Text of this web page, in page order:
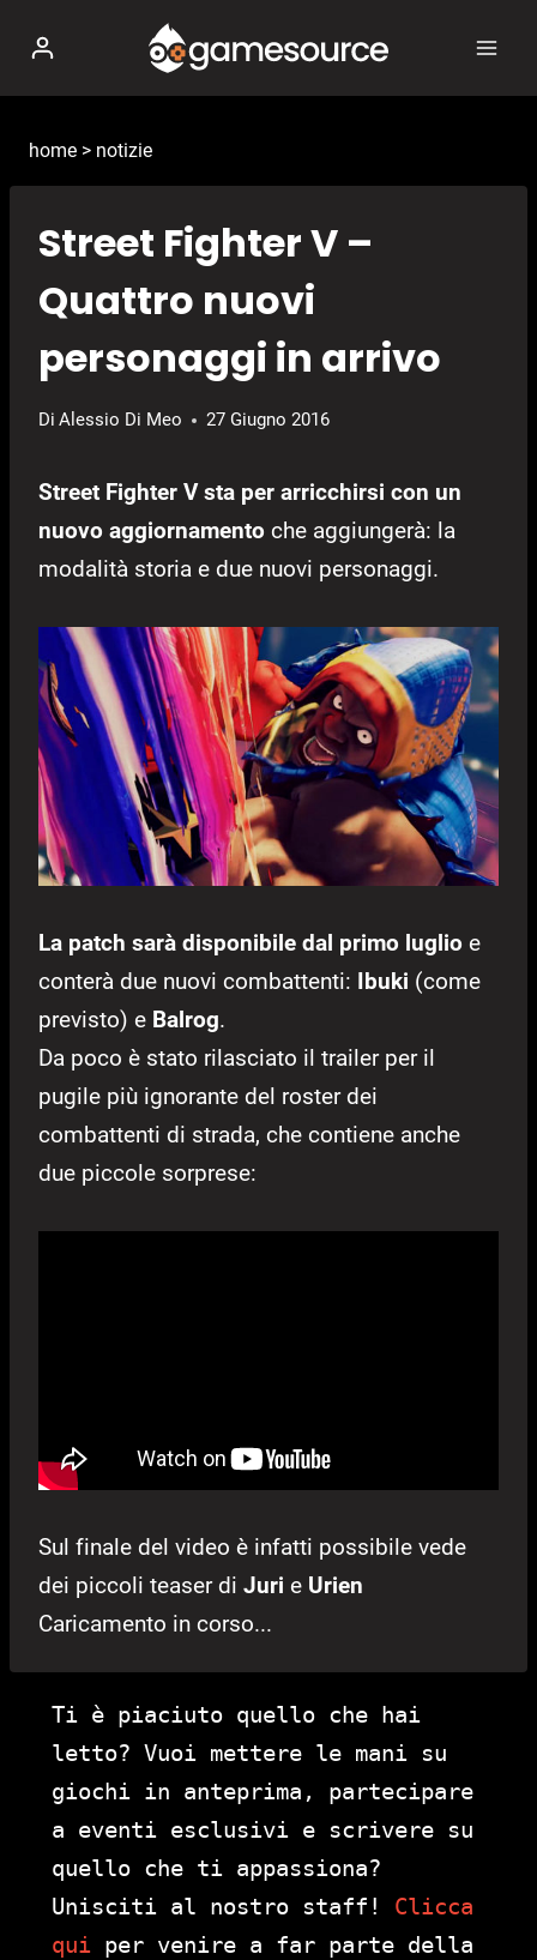
contenuto
home > notizie
Street Fighter V –
Quattro nuovi
personaggi in arrivo
Di Alessio Di Meo 27 Giugno 2016
Street Fighter V sta per arricchirsi con un
nuovo aggiornamento che aggiungerà: la
modalità storia e due nuovi personaggi.
La patch sarà disponibile dal primo luglio e
conterà due nuovi combattenti: Ibuki (come
previsto) e Balrog.
Da poco è stato rilasciato il trailer per il
pugile più ignorante del roster dei
combattenti di strada, che contiene anche
due piccole sorprese:
Sul finale del video è infatti possibile vede
dei piccoli teaser di Juri e Urien
Caricamento in corso...
Ti è piaciuto quello che hai
letto? Vuoi mettere le mani su
giochi in anteprima, partecipare
a eventi esclusivi e scrivere su
quello che ti appassiona?
Unisciti al nostro staff! Clicca
qui per venire a far parte della